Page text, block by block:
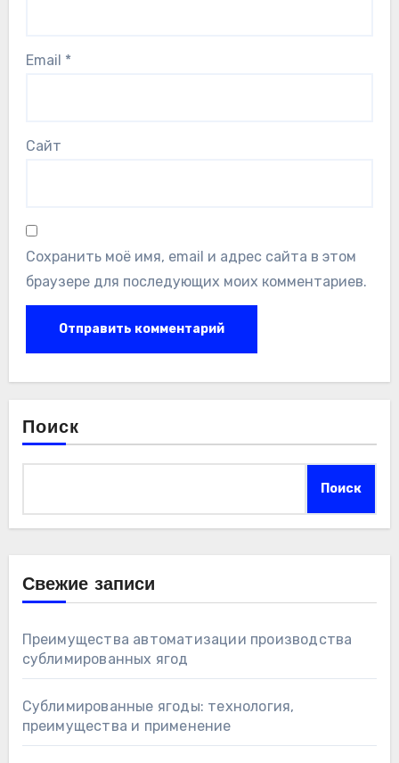
Email *
Сайт
Сохранить моё имя, email и адрес сайта в этом
браузере для последующих моих комментариев.
Поиск
Поиск
Свежие записи
Преимущества автоматизации производства
сублимированных ягод
Сублимированные ягоды: технология,
преимущества и применение